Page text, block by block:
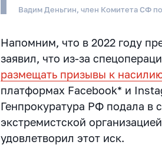
Вадим Деньгин, член Комитета СФ
Напомним, что в 2022 году
заявил, что из-за
размещать призывы к
платформах Facebook* и
Генпрокуратура РФ подала в
экстремистской
удовлетворил этот иск.